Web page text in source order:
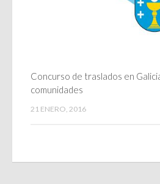
Concurso de traslados en
comunidades
21 ENERO, 2016